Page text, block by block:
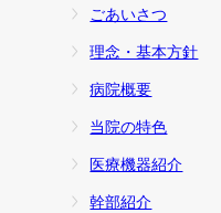
ごあいさつ
理念・基本方針
病院概要
当院の特色
医療機器紹介
幹部紹介